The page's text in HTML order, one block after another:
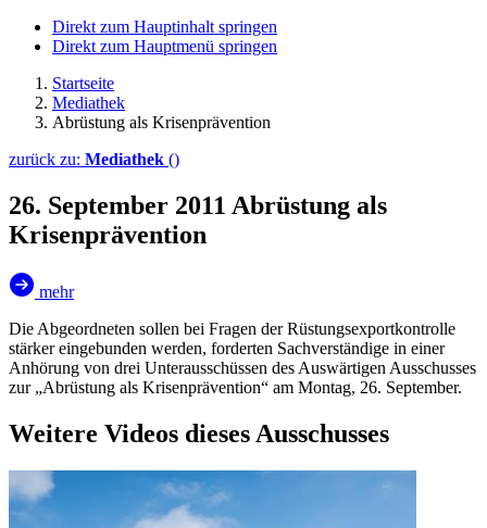
Direkt zum Hauptinhalt springen
Direkt zum Hauptmenü springen
Startseite
Mediathek
Abrüstung als Krisenprävention
zurück zu: Mediathek ()
26. September 2011 Abrüstung als
Krisenprävention
mehr
Die Abgeordneten sollen bei Fragen der Rüstungsexportkontrolle
stärker eingebunden werden, forderten Sachverständige in einer
Anhörung von drei Unterausschüssen des Auswärtigen Ausschusses
zur „Abrüstung als Krisenprävention“ am Montag, 26. September.
Weitere Videos dieses Ausschusses